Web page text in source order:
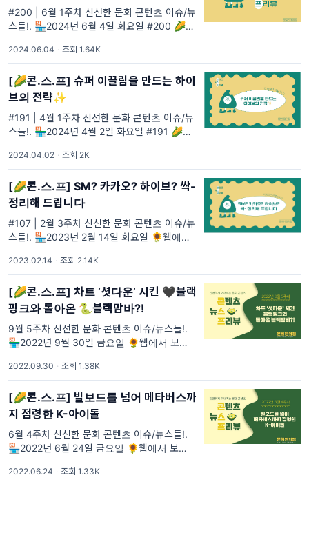
#200 | 6월 1주차 신선한 문화 콘텐츠 이슈/뉴
스들!. 🏪2024년 6월 4일 화요일 #200 🌽
2024.06.04 · 조회 1.64K
[🌽콘.스.프] 슈퍼 이끌림을 만드는 하이
브의 전략✨
#191 | 4월 1주차 신선한 문화 콘텐츠 이슈/뉴
스들!. 🏪2024년 4월 2일 화요일 #191 🌽콘.
2024.04.02 · 조회 2K
[🌽콘.스.프] SM? 카카오? 하이브? 싹-
정리해 드립니다
#107 | 2월 3주차 신선한 문화 콘텐츠 이슈/뉴
스들!. 🏪2023년 2월 14일 화요일 🌻웹에서
2023.02.14 · 조회 2.14K
[🌽콘.스.프] 차트 ‘셧다운’ 시킨 🖤블랙
핑크와 돌아온 🐍블랙맘바?!
9월 5주차 신선한 문화 콘텐츠 이슈/뉴스들!.
🏪2022년 9월 30일 금요일 🌻웹에서 보기
2022.09.30 · 조회 1.38K
[🌽콘.스.프] 빌보드를 넘어 메타버스까
지 점령한 K-아이돌
6월 4주차 신선한 문화 콘텐츠 이슈/뉴스들!.
🏪2022년 6월 24일 금요일 🌻웹에서 보기
2022.06.24 · 조회 1.33K